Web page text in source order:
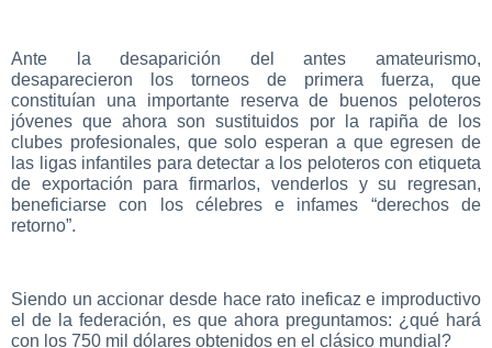
Ante la desaparición del antes amateurismo,
desaparecieron los torneos de primera fuerza, que
constituían una importante reserva de buenos peloteros
jóvenes que ahora son sustituidos por la rapiña de los
clubes profesionales, que solo esperan a que egresen de
las ligas infantiles para detectar a los peloteros con etiqueta
de exportación para firmarlos, venderlos y su regresan,
beneficiarse con los célebres e infames “derechos de
retorno”.
Siendo un accionar desde hace rato ineficaz e improductivo
el de la federación, es que ahora preguntamos: ¿qué hará
con los 750 mil dólares obtenidos en el clásico mundial?